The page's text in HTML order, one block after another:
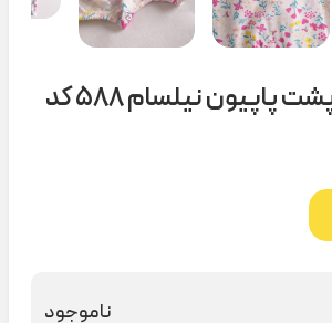
رامپر گل گلی پشت پاپیون نیلسام ۵۸۸ کد
ناموجود